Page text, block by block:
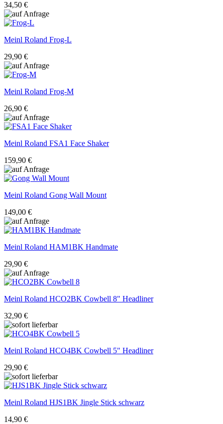
34,50 €
Meinl Roland Frog-L
29,90 €
Meinl Roland Frog-M
26,90 €
Meinl Roland FSA1 Face Shaker
159,90 €
Meinl Roland Gong Wall Mount
149,00 €
Meinl Roland HAM1BK Handmate
29,90 €
Meinl Roland HCO2BK Cowbell 8" Headliner
32,90 €
Meinl Roland HCO4BK Cowbell 5" Headliner
29,90 €
Meinl Roland HJS1BK Jingle Stick schwarz
14,90 €